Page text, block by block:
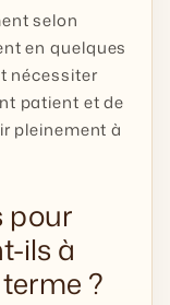
selon
en quelques
nécessiter
patient et de
pleinement à
pour
ils à
?